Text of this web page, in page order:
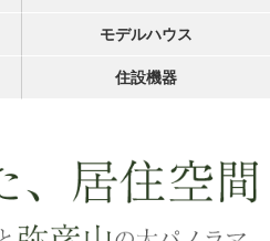
モデルハウス
住設機器